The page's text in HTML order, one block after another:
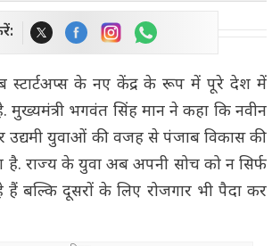
स्टार्टअप्स के नए केंद्र के रूप में पूरे देश में
मुख्यमंत्री भगवंत सिंह मान ने कहा कि नवीन
उद्यमी युवाओं की वजह से पंजाब विकास की
है. राज्य के युवा अब अपनी सोच को न सिर्फ
हैं बल्कि दूसरों के लिए रोजगार भी पैदा कर